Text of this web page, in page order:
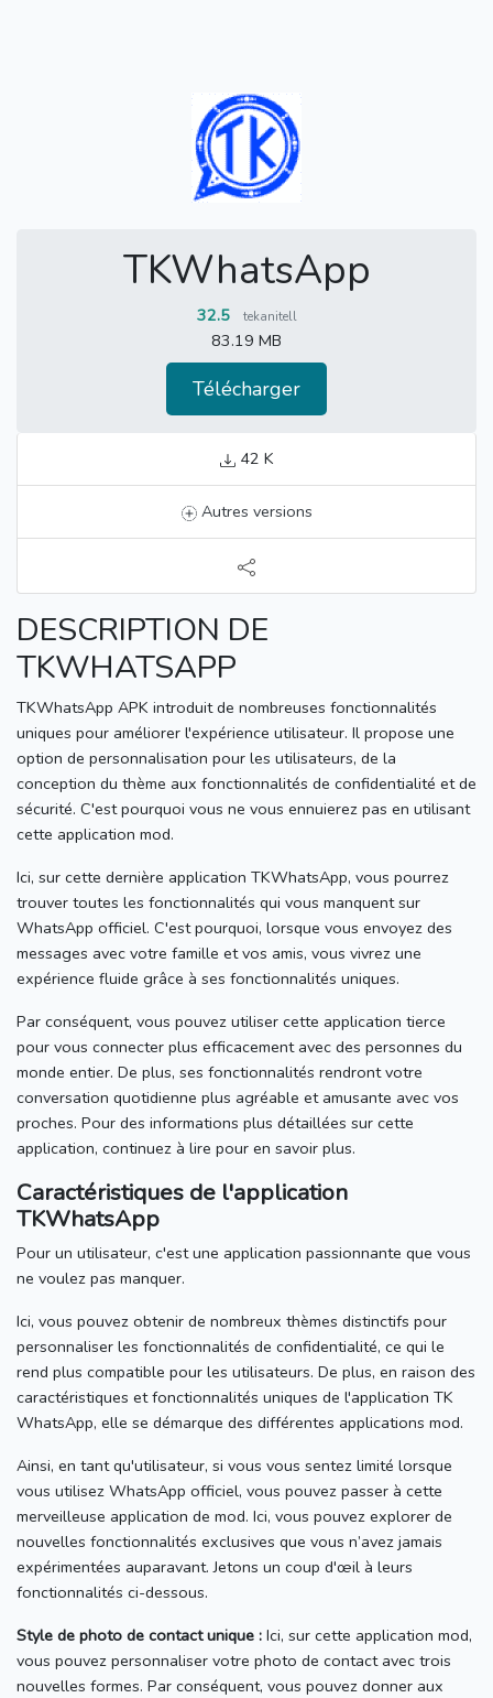
TKWhatsApp
32.5 tekanitell
83.19 MB
Télécharger
42 K
Autres versions
DESCRIPTION DE
TKWHATSAPP
TKWhatsApp APK introduit de nombreuses fonctionnalités
uniques pour améliorer l'expérience utilisateur. Il propose une
option de personnalisation pour les utilisateurs, de la
conception du thème aux fonctionnalités de confidentialité et de
sécurité. C'est pourquoi vous ne vous ennuierez pas en utilisant
cette application mod.
Ici, sur cette dernière application TKWhatsApp, vous pourrez
trouver toutes les fonctionnalités qui vous manquent sur
WhatsApp officiel. C'est pourquoi, lorsque vous envoyez des
messages avec votre famille et vos amis, vous vivrez une
expérience fluide grâce à ses fonctionnalités uniques.
Par conséquent, vous pouvez utiliser cette application tierce
pour vous connecter plus efficacement avec des personnes du
monde entier. De plus, ses fonctionnalités rendront votre
conversation quotidienne plus agréable et amusante avec vos
proches. Pour des informations plus détaillées sur cette
application, continuez à lire pour en savoir plus.
Caractéristiques de l'application
TKWhatsApp
Pour un utilisateur, c'est une application passionnante que vous
ne voulez pas manquer.
Ici, vous pouvez obtenir de nombreux thèmes distinctifs pour
personnaliser les fonctionnalités de confidentialité, ce qui le
rend plus compatible pour les utilisateurs. De plus, en raison des
caractéristiques et fonctionnalités uniques de l'application TK
WhatsApp, elle se démarque des différentes applications mod.
Ainsi, en tant qu'utilisateur, si vous vous sentez limité lorsque
vous utilisez WhatsApp officiel, vous pouvez passer à cette
merveilleuse application de mod. Ici, vous pouvez explorer de
nouvelles fonctionnalités exclusives que vous n’avez jamais
expérimentées auparavant.Jetons un coup d'œil à leurs
fonctionnalités ci-dessous.
Style de photo de contact unique : Ici, sur cette application mod,
vous pouvez personnaliser votre photo de contact avec trois
nouvelles formes. Par conséquent, vous pouvez donner aux